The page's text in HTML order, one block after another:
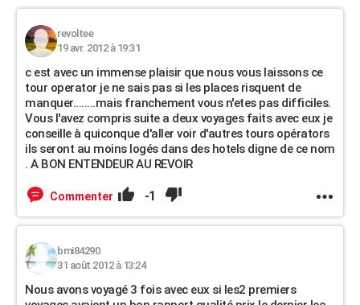
revoltee
19 avr. 2012 à 19:31
c est avec un immense plaisir que nous vous laissons ce
tour operator je ne sais pas si les places risquent de
manquer........mais franchement vous n'etes pas difficiles.
Vous l'avez compris suite a deux voyages faits avec eux je
conseille à quiconque d'aller voir d'autres tours opérators
ils seront au moins logés dans des hotels digne de ce nom
. A BON ENTENDEUR AU REVOIR
Commenter -1
bmi84290
31 août 2012 à 13:24
Nous avons voyagé 3 fois avec eux si les2 premiers